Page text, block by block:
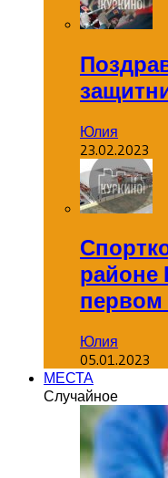
Юлия
23.02.2023
районе
первом
Юлия
05.01.2023
МЕСТА
Случайное